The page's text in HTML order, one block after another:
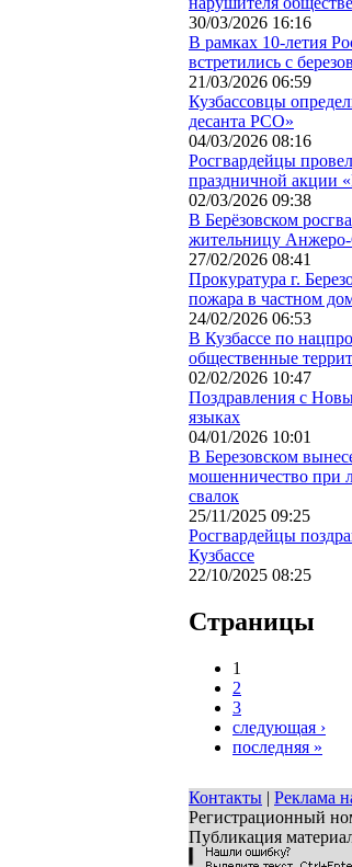
30/03/2026 16:16
В рамках 10-летия
встретились с
21/03/2026 06:59
Кузбассовцы
десанта РСО»
04/03/2026 08:16
Росгвардейцы
праздничной акции
02/03/2026 09:38
В Берёзовском
жительницу
27/02/2026 08:41
Прокуратура г.
пожара в частном
24/02/2026 06:53
В Кузбассе по
общественные
02/02/2026 10:47
Поздравления с
языках
04/01/2026 10:01
В Березовском
мошенничество при
свалок
25/11/2025 09:25
Росгвардейцы
Кузбассе
22/10/2025 08:25
Страницы
1
2
3
следующая ›
последняя »
Контакты | Реклама
Регистрационный
Публикация